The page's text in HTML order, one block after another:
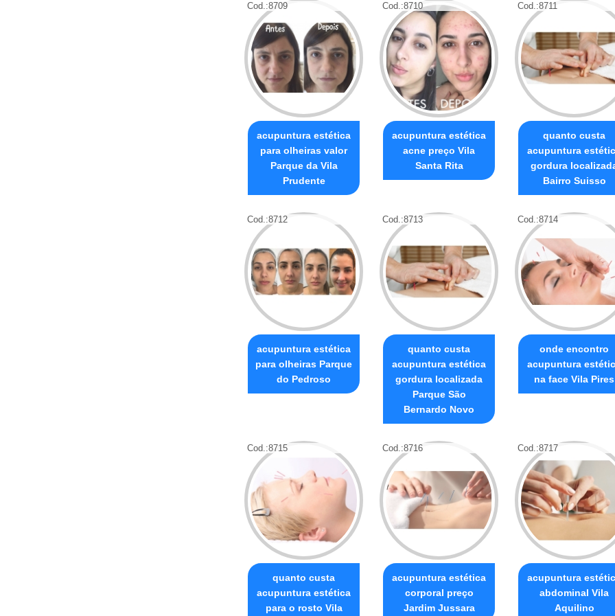
Cod.:8709
acupuntura estética
para olheiras valor
Parque da Vila
Prudente
Cod.:8710
acupuntura estética
acne preço Vila
Santa Rita
Cod.:8711
quanto custa
acupuntura
gordura
Bairro Suisso
Cod.:8712
acupuntura estética
para olheiras Parque
do Pedroso
Cod.:8713
quanto custa
acupuntura estética
gordura localizada
Parque São
Bernardo Novo
Cod.:8714
onde encontro
acupuntura
na face Vila Pires
Cod.:8715
quanto custa
acupuntura estética
para o rosto Vila
Cod.:8716
acupuntura estética
corporal preço
Jardim Jussara
Cod.:8717
acupuntura
abdominal Vila
Aquilino